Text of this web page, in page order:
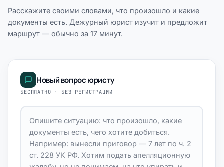
Расскажите своими словами, что произошло и какие
документы есть. Дежурный юрист изучит и предложит
маршрут — обычно за 17 минут.
Новый вопрос юристу
БЕСПЛАТНО · БЕЗ РЕГИСТРАЦИИ